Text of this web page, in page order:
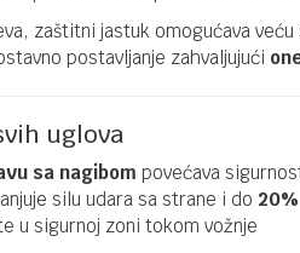
zaštitni jastuk omogućava
postavljanje zahvaljujući
uglova
sa nagibom povećava
silu udara sa strane i do 20%
u sigurnoj zoni tokom vožnje